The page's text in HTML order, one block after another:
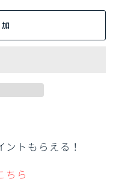
トもらえる！
ちら